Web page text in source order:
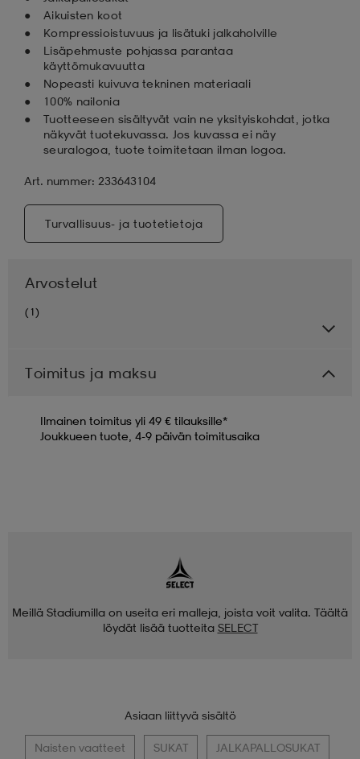
Aikuisten koot
Kompressioistuvuus ja lisätuki jalkaholville
Lisäpehmuste pohjassa parantaa
käyttömukavuutta
Nopeasti kuivuva tekninen materiaali
100% nailonia
Tuotteeseen sisältyvät vain ne yksityiskohdat, jotka
näkyvät tuotekuvassa. Jos kuvassa ei näy
seuralogoa, tuote toimitetaan ilman logoa.
Art. nummer: 233643104
Turvallisuus- ja tuotetietoja
Arvostelut
(1)
Toimitus ja maksu
Ilmainen toimitus yli 49 € tilauksille*
Joukkueen tuote, 4-9 päivän toimitusaika
Meillä Stadiumilla on useita eri malleja, joista voit valita. Täältä
löydät lisää tuotteita SELECT
Asiaan liittyvä sisältö
Naisten vaatteet SUKAT JALKAPALLOSUKAT